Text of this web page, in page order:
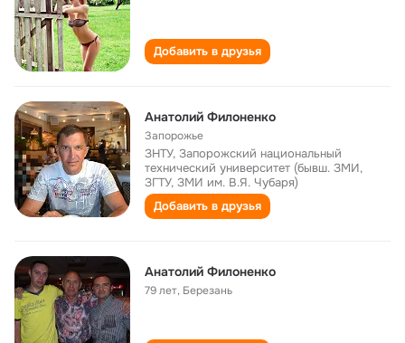
Добавить в друзья
Анатолий Филоненко
Запорожье
ЗНТУ, Запорожский национальный
технический университет (бывш. ЗМИ,
ЗГТУ, ЗМИ им. В.Я. Чубаря)
Добавить в друзья
Анатолий Филоненко
79 лет, Березань